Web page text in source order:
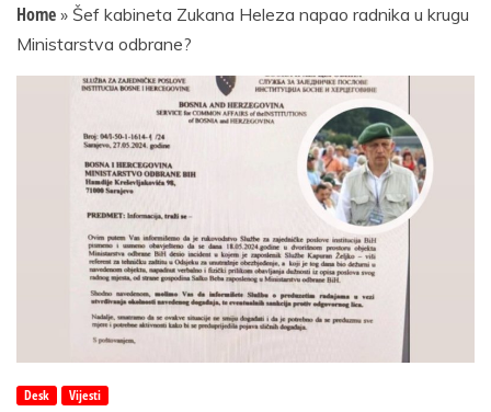
Home » Šef kabineta Zukana Heleza napao radnika u krugu
Ministarstva odbrane?
Desk Vijesti